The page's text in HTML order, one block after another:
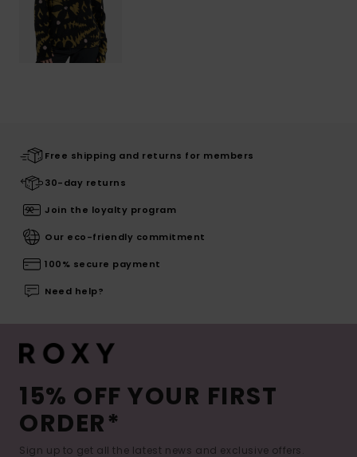
Free shipping and returns for members
30-day returns
Join the loyalty program
Our eco-friendly commitment
100% secure payment
Need help?
15% OFF YOUR FIRST
ORDER*
Sign up to get all the latest news and exclusive offers.